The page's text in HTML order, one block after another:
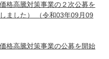
格高騰対策事業の２次公募を
ました）
（令和03年09月09
格高騰対策事業の公募を開始